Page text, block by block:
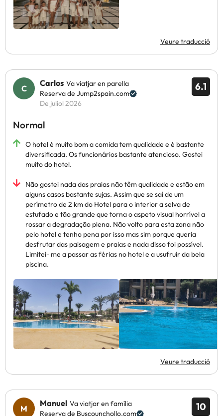
Veure traducció
6.1
Carlos Va viatjar en parella
Reserva de Jump2spain.com
De juliol 2026
Normal
O hotel é muito bom a comida tem qualidade e é bastante
diversificada. Os funcionários bastante atencioso. Gostei
muito do hotel.
Não gostei nada das praias não têm qualidade e estão em
alguns casos bastante sujas. Assim que se saí de um
perímetro de 2 km do Hotel para o interior a selva de
estufado e tão grande que torna o aspeto visual horrível a
rossar a degradação plena. Não volto para esta zona não
pelo hotel e tenho pena por isso mas sim porque queria
desfrutar das paisagem e praias e nada disso foi possível.
Limitei- me a passar as férias no hotel e a usufruir da bela
piscina.
Veure traducció
10
Manuel Va viatjar en família
Reserva de Buscounchollo.com